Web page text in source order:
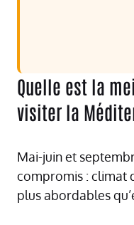
Quelle est la
visiter la
Mai-juin et
compromis : climat
plus abordables